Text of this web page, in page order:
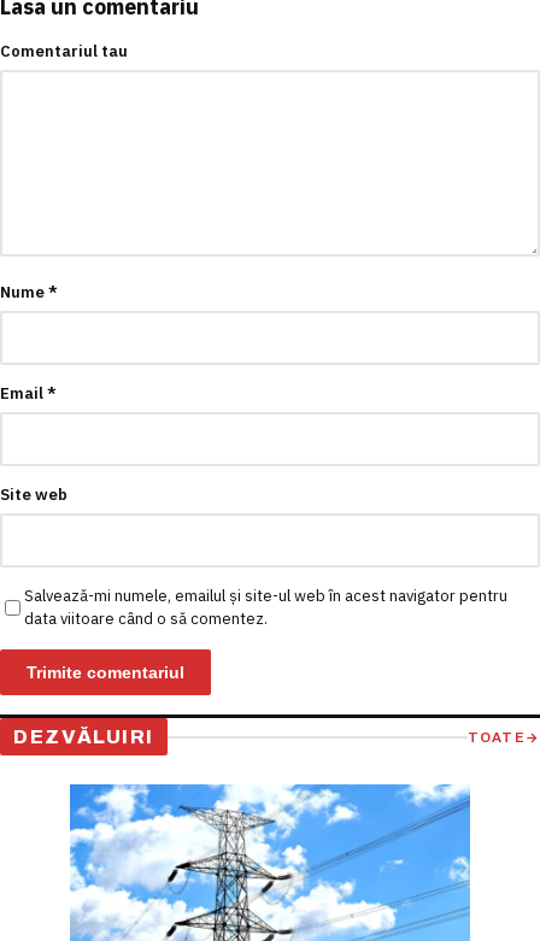
Lasa un comentariu
Comentariul tau
Nume*
Email*
Site web
Salvează-mi numele, emailul și site-ul web în acest navigator pentru
data viitoare când o să comentez.
DEZVĂLUIRI TOATE →